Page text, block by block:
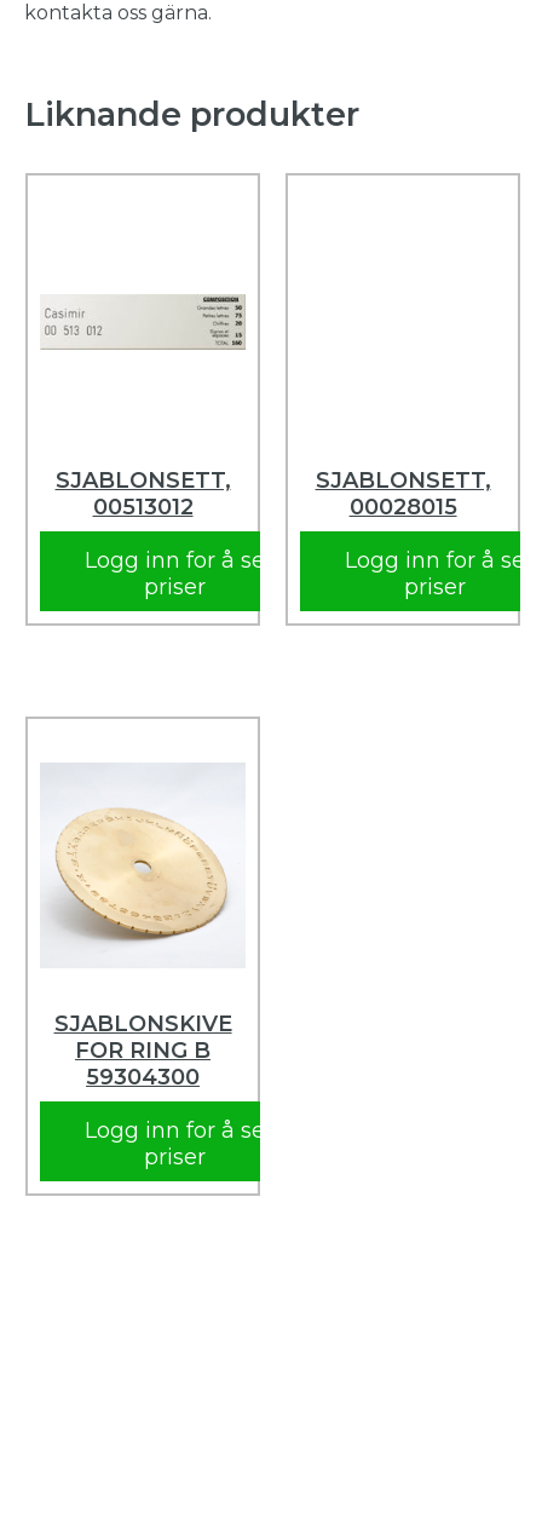
kontakta oss gärna.
Liknande produkter
SJABLONSETT,
00513012
Logg inn for å se
priser
SJABLONSETT,
00028015
Logg inn for å se
priser
SJABLONSKIVE
FOR RING B
59304300
Logg inn for å se
priser